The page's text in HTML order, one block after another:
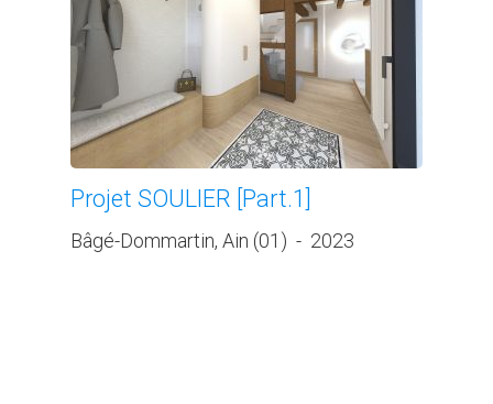
Projet SOULIER [Part.1]
Bâgé-Dommartin, Ain (01) - 2023